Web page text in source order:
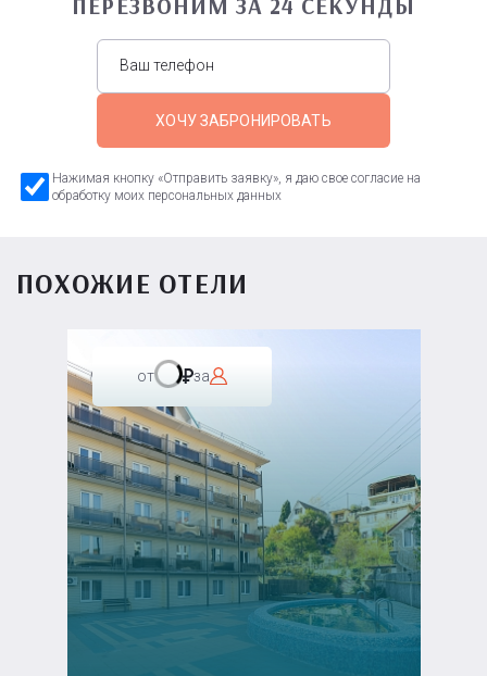
ХОЧУ ЗАБРОНИРОВАТЬ
Нажимая кнопку «Отправить заявку», я даю свое согласие на
обработку моих персональных данных
ПОХОЖИЕ ОТЕЛИ
от за